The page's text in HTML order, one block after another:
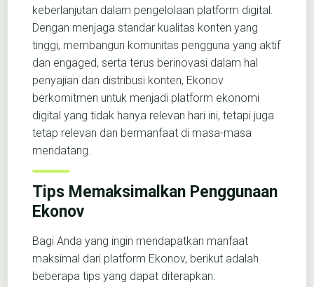
keberlanjutan dalam pengelolaan platform digital.
Dengan menjaga standar kualitas konten yang
tinggi, membangun komunitas pengguna yang aktif
dan engaged, serta terus berinovasi dalam hal
penyajian dan distribusi konten, Ekonov
berkomitmen untuk menjadi platform ekonomi
digital yang tidak hanya relevan hari ini, tetapi juga
tetap relevan dan bermanfaat di masa-masa
mendatang.
Tips Memaksimalkan Penggunaan
Ekonov
Bagi Anda yang ingin mendapatkan manfaat
maksimal dari platform Ekonov, berikut adalah
beberapa tips yang dapat diterapkan: